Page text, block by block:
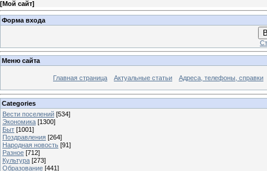
[Мой сайт]
Форма входа
Меню сайта
Главная страница Актуальные статьи Адреса, телефоны, справки
Categories
Вести поселений [534]
Экономика [1300]
Быт [1001]
Поздравления [264]
Народная новость [91]
Разное [712]
Культура [273]
Образование [441]